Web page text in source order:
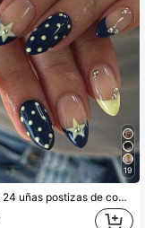
19
Juego de 24 uñas postizas de cobertura completa decoradas con cristales de colores azul, amarillo, lunares y estrellas en forma de almendra al estilo retro Y2K, ideales para fiestas, citas y vacaciones de damas y niñas